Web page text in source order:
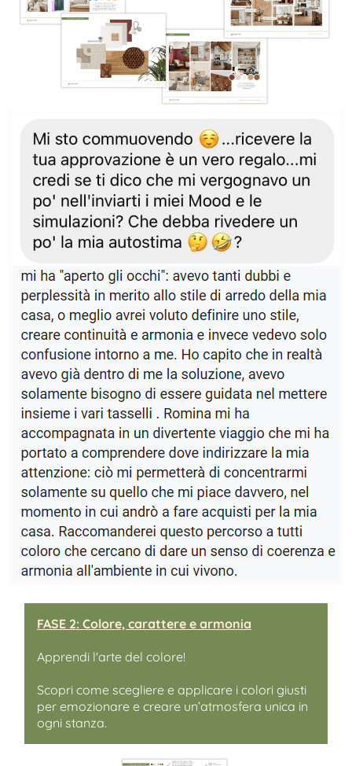
FASE 2: Colore, carattere e armonia
Apprendi l'arte del colore!
Scopri come scegliere e applicare i colori giusti
per emozionare e creare un’atmosfera unica in
ogni stanza.